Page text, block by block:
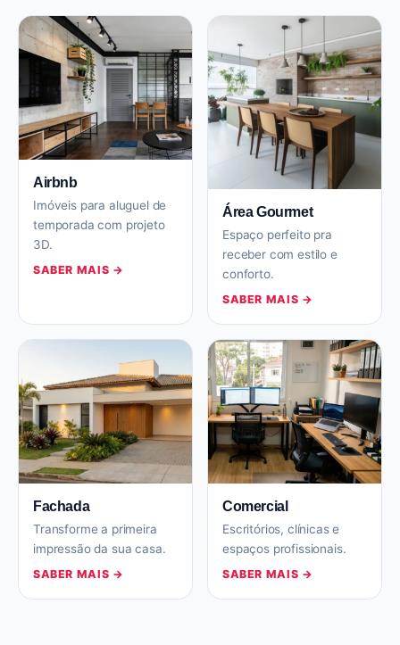
Airbnb
Imóveis para aluguel de
temporada com projeto
3D.
SABER MAIS →
Área Gourmet
Espaço perfeito pra
receber com estilo e
conforto.
SABER MAIS →
Fachada
Transforme a primeira
impressão da sua casa.
SABER MAIS →
Comercial
Escritórios, clínicas e
espaços profissionais.
SABER MAIS →